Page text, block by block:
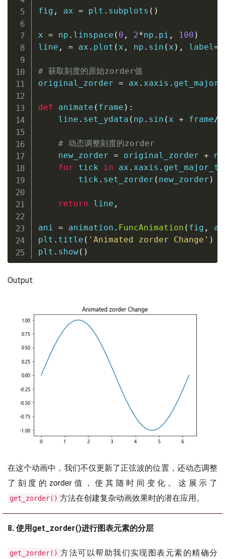
fig , ax = plt . subplots ( )
x = np . linspace ( 0 , 2*np . pi , 100 )
line , = ax . plot ( x , np . sin ( x ) , label=
# 获取刻度的原始zorder值
original_zorder = ax . xaxis .
def animate ( frame ) :
    line
. set_ydata ( np . sin ( x + frame/
# 动态调整刻度的zorder
    new_zorder
= original_zorder + np
for tick in ax . xaxis .
        tick
. set_zorder ( new_zorder )
return line ,
ani = animation . FuncAnimation ( fig ,
plt . title ( 'Animated zorder Change' )
plt . show( )
Output:
在这个动画中，我们不仅更新了正弦波的位置，还动态调整
了刻度的zorder值，使其随时间变化。这展示了
get_zorder() 方法在创建复杂动画效果时的潜在应用。
8. 使用get_zorder()进行图表元素的分层
get_zorder() 方法可以帮助我们实现图表元素的精确分